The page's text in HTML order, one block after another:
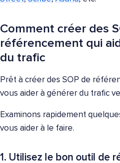
Comment créer des
référencement qui
du trafic
Prêt à créer des SOP de
vous aider à générer du trafic
Examinons rapidement
vous aider à le faire.
1. Utilisez le bon outil de